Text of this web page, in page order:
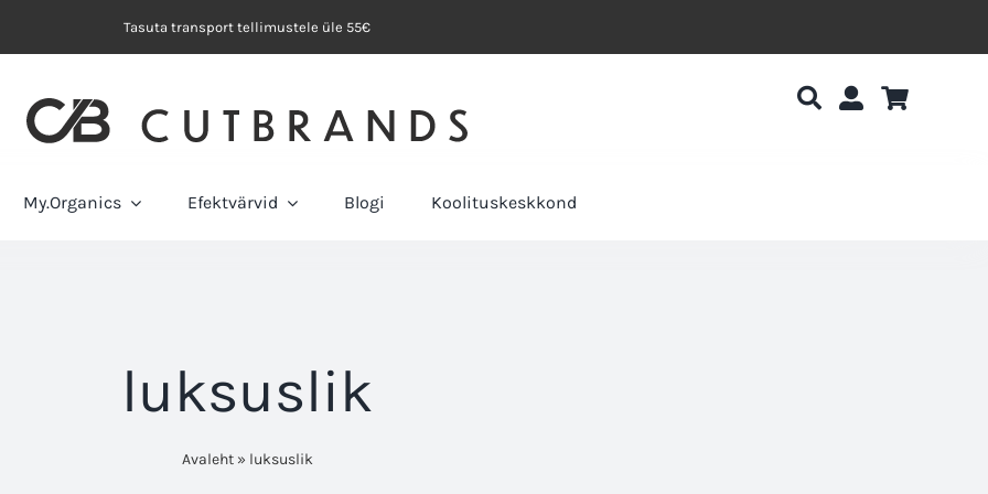
Tasuta transport tellimustele üle 55€
My.Organics Efektvärvid Blogi Koolituskeskkond
luksuslik
Avaleht» luksuslik